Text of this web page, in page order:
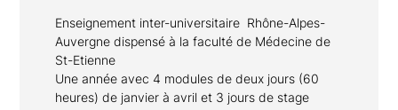
Enseignement inter-universitaire Rhône-Alpes-
Auvergne dispensé à la faculté de Médecine de
St-Etienne
Une année avec 4 modules de deux jours (60
heures) de janvier à avril et 3 jours de stage